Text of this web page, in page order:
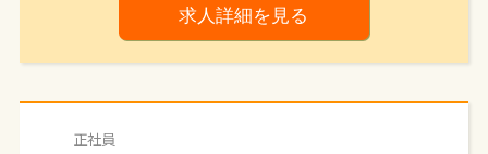
■総務・社内インフラ／庶務・イベント
備品・端末・車両管理、社内情報発信（nicot/チャッ
ト、資料、組織カレンダー）、健康診断・慶弔、来客・
求人詳細を見る
正社員